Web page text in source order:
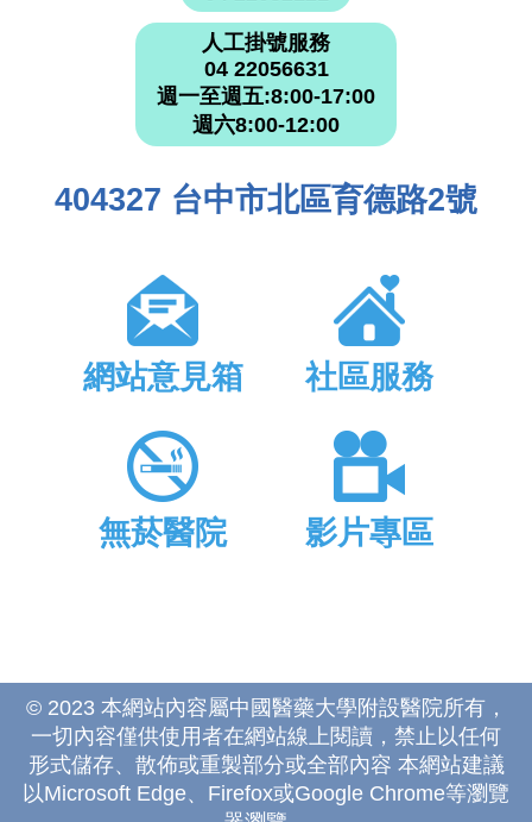
人工掛號服務
04 22056631
週一至週五:8:00-17:00
週六8:00-12:00
404327 台中市北區育德路2號
網站意見箱 社區服務
無菸醫院 影片專區
© 2023 本網站內容屬中國醫藥大學附設醫院所有，
一切內容僅供使用者在網站線上閱讀，禁止以任何
形式儲存、散佈或重製部分或全部內容 本網站建議
以Microsoft Edge、Firefox或Google Chrome等瀏覽